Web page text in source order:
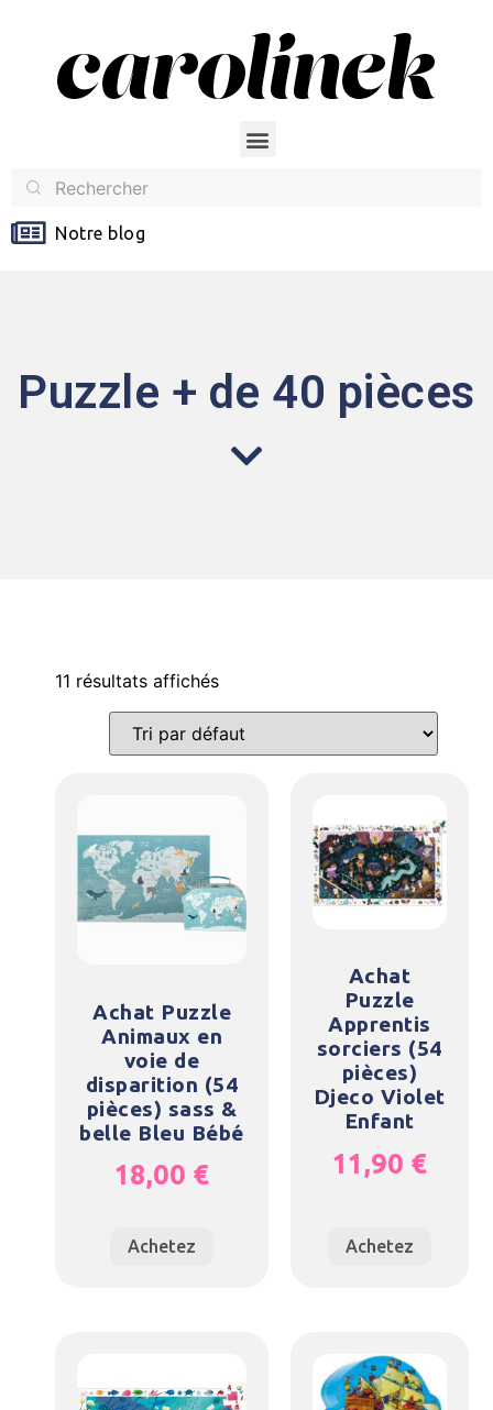
Notre blog
Puzzle + de 40 pièces
11 résultats affichés
Achat Puzzle
Animaux en
voie de
disparition (54
pièces) sass &
belle Bleu Bébé
18,00 €
Achetez
Achat
Puzzle
Apprentis
sorciers (54
pièces)
Djeco Violet
Enfant
11,90 €
Achetez